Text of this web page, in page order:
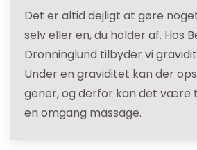
Det er altid dejligt at gøre
selv eller en, du holder af. Hos
Dronninglund tilbyder vi
Under en graviditet kan der
gener, og derfor kan det
en omgang massage.